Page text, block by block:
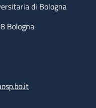
di Bologna
Bologna